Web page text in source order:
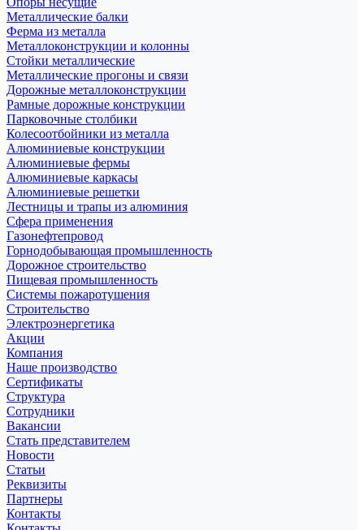
Металлические балки
Ферма из металла
Металлоконструкции и колонны
Стойки металлические
Металлические прогоны и связи
Дорожные металлоконструкции
Рамные дорожные конструкции
Парковочные столбики
Колесоотбойники из металла
Алюминиевые конструкции
Алюминиевые фермы
Алюминиевые каркасы
Алюминиевые решетки
Лестницы и трапы из алюминия
Сфера применения
Газонефтепровод
Горнодобывающая промышленность
Дорожное строительство
Пищевая промышленность
Системы пожаротушения
Строительство
Электроэнергетика
Акции
Компания
Наше производство
Сертификаты
Структура
Сотрудники
Вакансии
Стать представителем
Новости
Статьи
Реквизиты
Партнеры
Контакты